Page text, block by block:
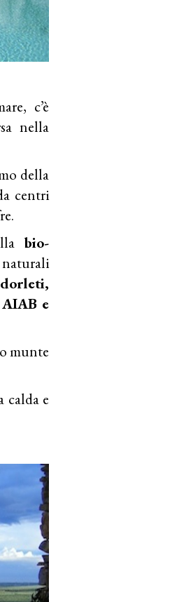
c’è
nella
della
centri
bio-
e
munte
calda e